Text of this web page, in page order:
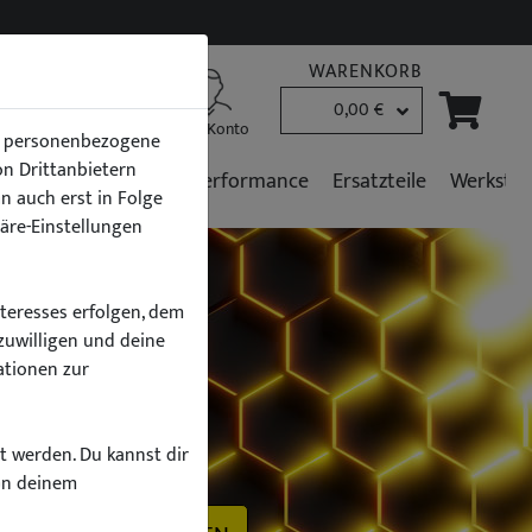
B2B Kunden Mein Konto
WARENKORB
0,00 €
Fahrzeugpflege Performance Ersatzteile
Drittanbietern
auch erst in Folge
Einstellungen
erfolgen, dem
und deine
zur
werden. Du kannst dir
deinem